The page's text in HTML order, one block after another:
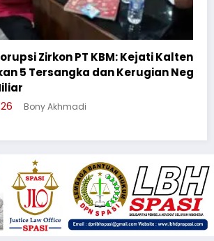
Zirkon PT KBM: Kejati Kalteng
Tersangka dan Kerugian Negara
Akhmadi